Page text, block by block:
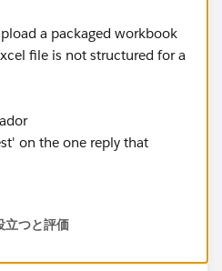
a packaged workbook
file is not structured for a
on the one reply that
立つと評価